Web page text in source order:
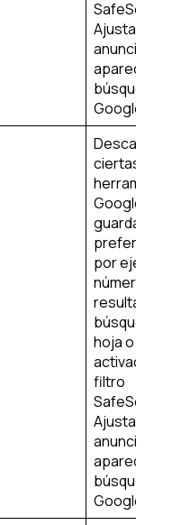
SafeSearch.
Ajusta los
anuncios que
aparecen en
búsqueda de
Google.
Descargar
ciertas
herramientas
Google y
guardar
preferencias,
por ejemplo,
número de
resultados de
búsqueda por
hoja o la
activación del
filtro
SafeSearch.
Ajusta los
anuncios que
aparecen en
búsqueda de
Google.